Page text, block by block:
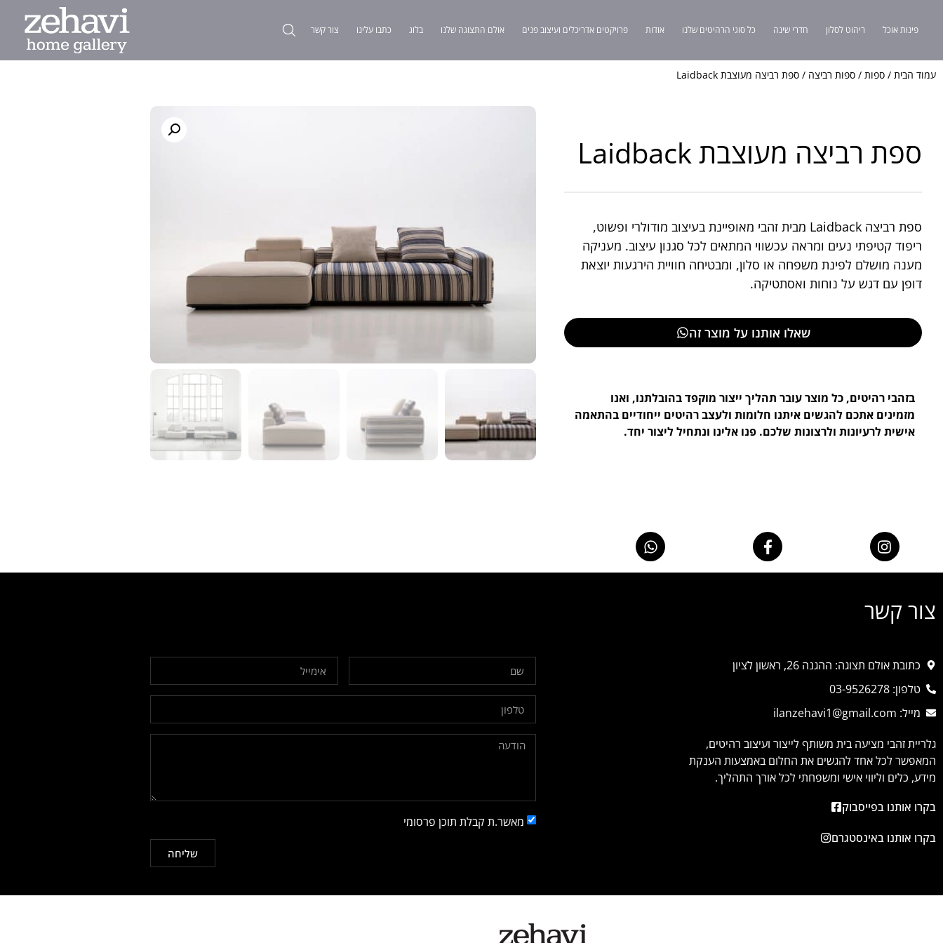
פינות אוכל ריהוט לסלון חדרי שינה כל סוגי הרהיטים שלנו אודות פרויקטים אדריכלים ועיצוב פנים אולם התצוגה שלנו בלוג כתבו עלינו צור קשר
עמוד הבית / ספות / ספות רביצה / ספת רביצה מעוצבת Laidback
ספת רביצה מעוצבת Laidback
ספת רביצה Laidback מבית זהבי מאופיינת בעיצוב מודולרי ופשוט,
ריפוד קטיפתי נעים ומראה עכשווי המתאים לכל סגנון עיצוב. מעניקה
מענה מושלם לפינת משפחה או סלון, ומבטיחה חוויית הירגעות יוצאת
דופן עם דגש על נוחות ואסתטיקה.
שאלו אותנו על מוצר זה
בזהבי רהיטים, כל מוצר עובר תהליך ייצור מוקפד בהובלתנו, ואנו
מזמינים אתכם להגשים איתנו חלומות ולעצב רהיטים ייחודיים בהתאמה
אישית לרעיונות ולרצונות שלכם. פנו אלינו ונתחיל ליצור יחד.
צור קשר
כתובת אולם תצוגה: ההגנה 26, ראשון לציון
טלפון: 03-9526278
מייל: ilanzehavi1@gmail.com
גלריית זהבי מציעה בית משותף לייצור ועיצוב רהיטים,
המאפשר לכל אחד להגשים את החלום באמצעות הענקת
מידע, כלים וליווי אישי ומשפחתי לכל אורך התהליך.
בקרו אותנו בפייסבוק
בקרו אותנו באינסטגרם
מאשר.ת קבלת תוכן פרסומי
שליחה